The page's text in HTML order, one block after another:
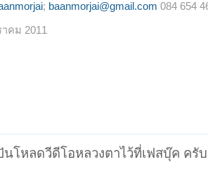
; baanmorjai@gmail.com 084 654
คม 2011
โหลดวีดีโอหลวงตาไว้ที่เฟสบุ๊ค ค